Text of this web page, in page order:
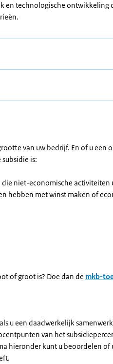
en technologische ontwikkeling
van uw bedrijf. En of u een
is:
die niet-economische activiteiten
hebben met winst maken of
of groot is? Doe dan de mkb-
u een daadwerkelijk
van het
hieronder kunt u beoordelen of